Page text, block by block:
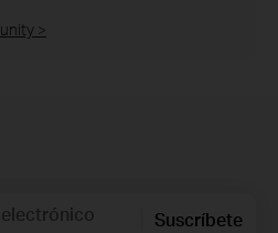
>
Suscríbete